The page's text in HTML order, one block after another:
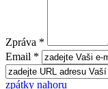
Zpráva *
Email *
zpátky nahoru